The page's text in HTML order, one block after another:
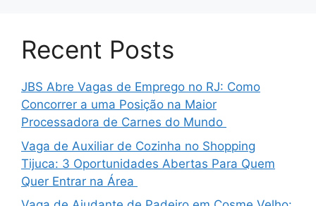
Recent Posts
JBS Abre Vagas de Emprego no RJ: Como
Concorrer a uma Posição na Maior
Processadora de Carnes do Mundo
Vaga de Auxiliar de Cozinha no Shopping
Tijuca: 3 Oportunidades Abertas Para Quem
Quer Entrar na Área